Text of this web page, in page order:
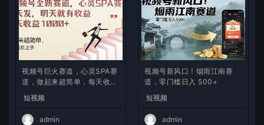
视频号巨火赛道，心灵SPA赛
道，做起来超简单，每天收益
800+
短视频
admin
视频号新风口！烟雨江南赛
道，零门槛日入 500+
短视频
admin